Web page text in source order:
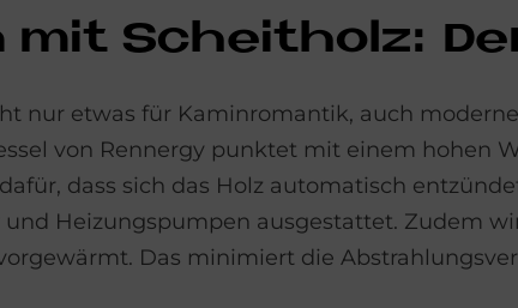
mit Scheit­holz:
nur etwas für Kaminromantik, auch
von Rennergy punktet mit einem hohen
dass sich das Holz automatisch
und Heizungspumpen ausgestattet. Zudem
Das minimiert die